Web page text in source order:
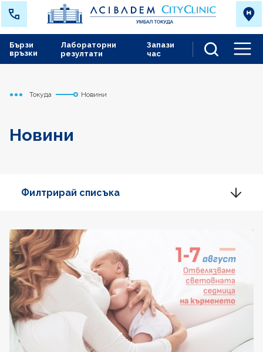
Лабораторни
резултати
Запази
час
Бързи
връзки
Начало
Токуда Новини
Новини
Филтрирай списъка